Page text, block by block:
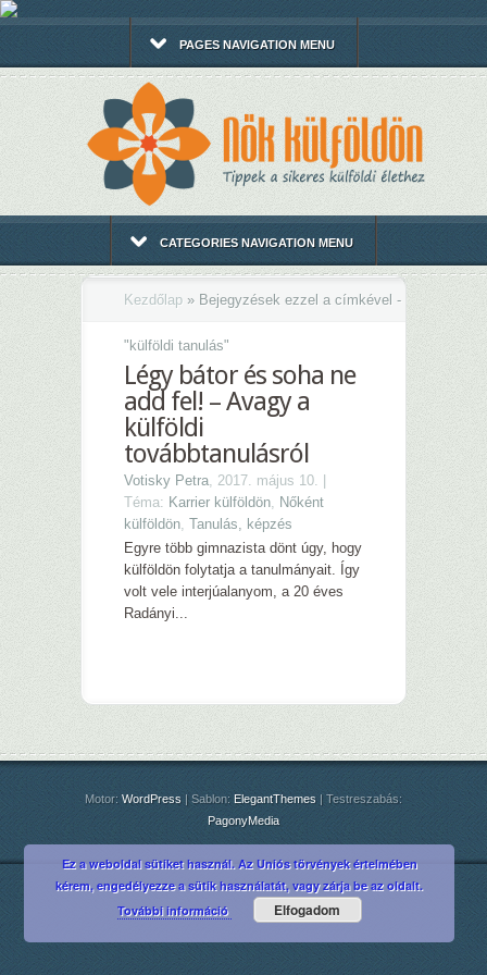
PAGES NAVIGATION MENU
CATEGORIES NAVIGATION MENU
Kezdőlap » Bejegyzések ezzel a címkével -
" külföldi tanulás"
Légy bátor és soha ne
add fel! – Avagy a
külföldi
továbbtanulásról
Votisky Petra, 2017. május 10. |
Téma: Karrier külföldön, Nőként
külföldön, Tanulás, képzés
Egyre több gimnazista dönt úgy, hogy
külföldön folytatja a tanulmányait. Így
volt vele interjúalanyom, a 20 éves
Radányi...
Motor: WordPress | Sablon: ElegantThemes | Testreszabás:
PagonyMedia
Ez a weboldal sütiket használ. Az Uniós törvények értelmében
kérem, engedélyezze a sütik használatát, vagy zárja be az oldalt.
További információ
Elfogadom